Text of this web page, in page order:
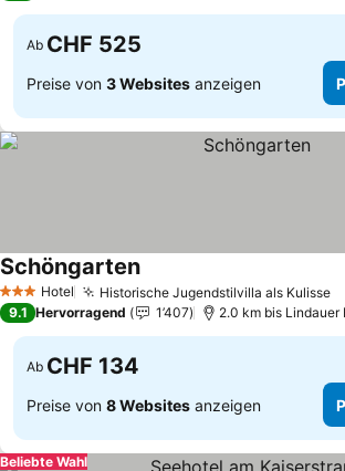
Ab CHF 525
Preise von 3 Websites anzeigen
3 SterneHotel Historische Jugendstilvilla als Kulisse
SchöngartenPreise sehen
9.1 Hervorragend 1’407 2.0 km bis Lindauer
Ab CHF 134
Preise von 8 Websites anzeigen
Beliebte Wahl